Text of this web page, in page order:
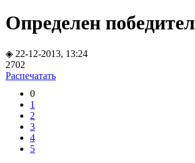
Определен
◈ 22-12-2013, 13:24
2702
Распечатать
0
1
2
3
4
5